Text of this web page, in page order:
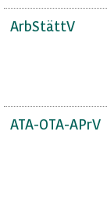
ArbStättV
ATA-OTA-APrV